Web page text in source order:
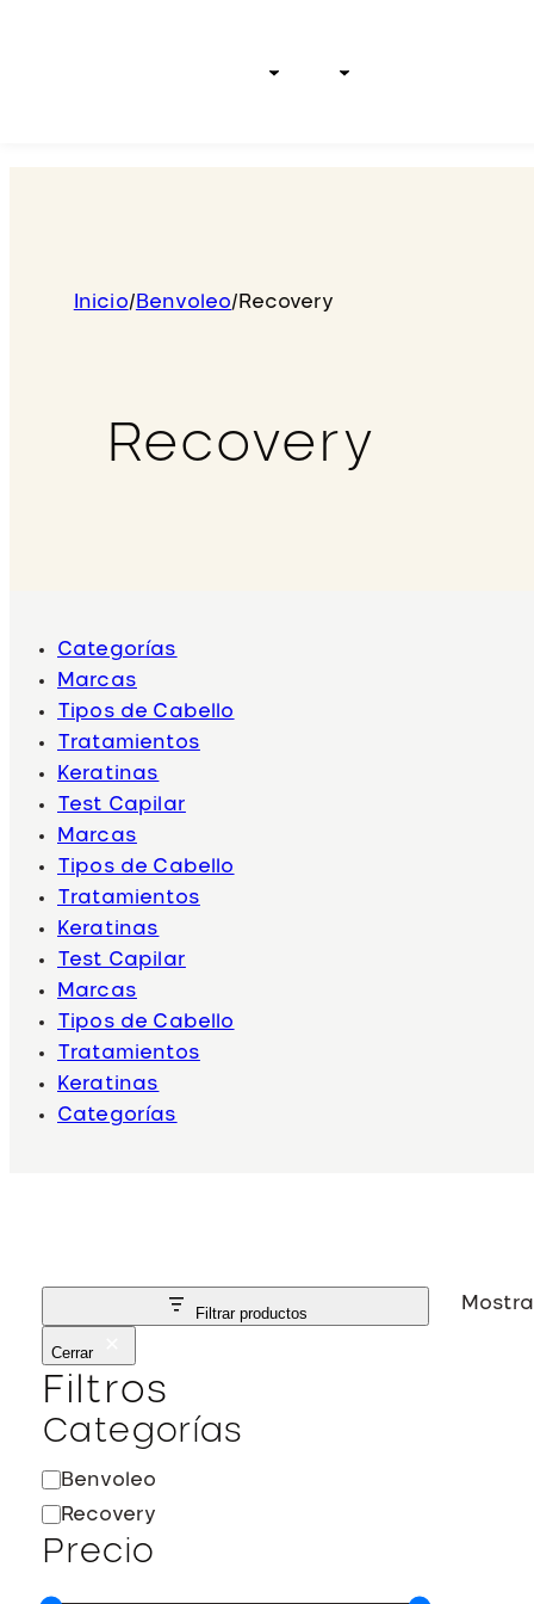
Inicio/ Benvoleo/ Recovery
Recovery
Categorías
Marcas
Tipos de Cabello
Tratamientos
Keratinas
Test Capilar
Marcas
Tipos de Cabello
Tratamientos
Keratinas
Test Capilar
Marcas
Tipos de Cabello
Tratamientos
Keratinas
Categorías
Filtrar productos
Cerrar
Filtros
Categorías
C
a
t
Benvoleo
Recovery
Precio